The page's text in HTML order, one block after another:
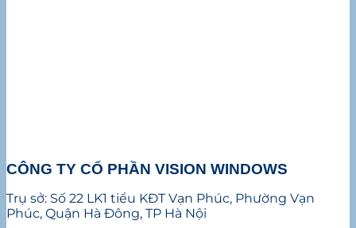
CÔNG TY CỔ PHẦN VISION WINDOWS
Trụ sở: Số 22 LK1 tiểu KĐT Vạn Phúc, Phường Vạn
Phúc, Quận Hà Đông, TP Hà Nội